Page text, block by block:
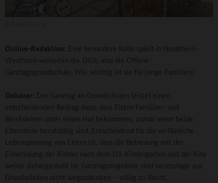
Online-Redaktion: Eine besondere Rolle spielt in Nordrhein-
Westfalen weiterhin die OGS, also die Offene
Ganztagsgrundschule. Wie wichtig ist sie für junge Familien?
Gebauer: Der Ganztag an Grundschulen leistet einen
entscheidenden Beitrag dazu, dass Eltern Familien- und
Berufsleben unter einen Hut bekommen, zumal wenn beide
Elternteile berufstätig sind. Entscheidend für die verlässliche
Lebensplanung von Eltern ist, dass die Betreuung mit der
Einschulung der Kinder nach dem U3-Kindergarten und der Kita
weiter sichergestellt ist. Ganztagsangebote sind heutzutage aus
Grundschulen nicht wegzudenken – völlig zu Recht.